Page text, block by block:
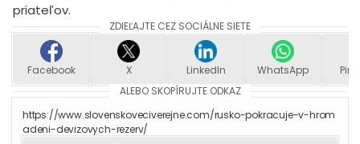
priateľov.
ZDIEĽAJTE CEZ SOCIÁLNE SIETE
Facebook X LinkedIn WhatsApp
ALEBO SKOPÍRUJTE ODKAZ
https://www.slovenskoveciverejne.com/rusko-pokracuje-v-hrom
adeni-devizovych-rezerv/